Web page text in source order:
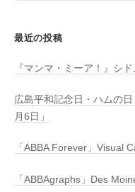
最近の投稿
『マンマ・ミーア！』シ
広島平和記念日・ハムの
月6日」
「ABBA Forever」Visual
「ABBAgraphs」Des